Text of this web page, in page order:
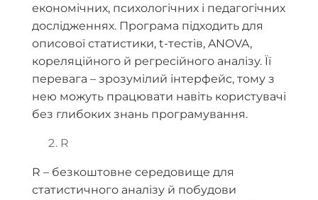
економічних, психологічних і педагогічних
дослідженнях. Програма підходить для
описової статистики, t-тестів, ANOVA,
кореляційного й регресійного аналізу. Її
перевага – зрозумілий інтерфейс, тому з
нею можуть працювати навіть користувачі
без глибоких знань програмування.
R
R – безкоштовне середовище для
статистичного аналізу й побудови